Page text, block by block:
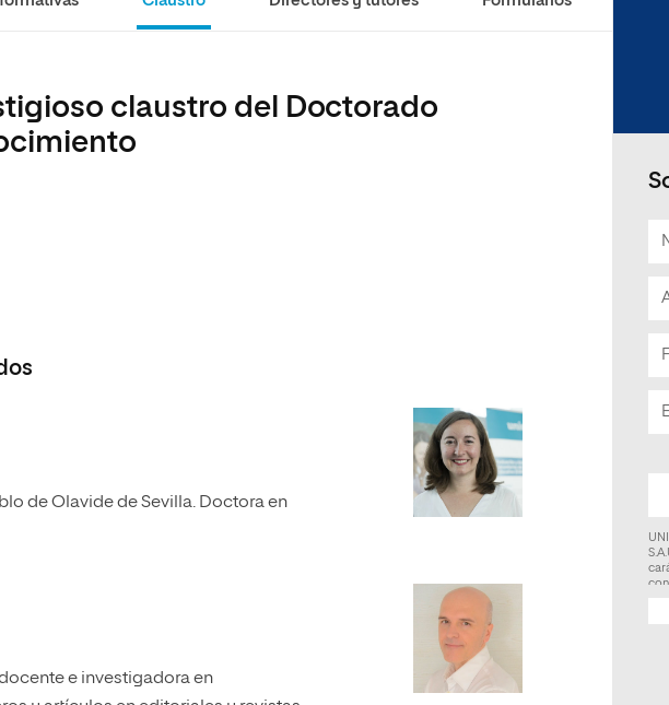
claustro del Doctorado
de Olavide de Sevilla. Doctora en
e investigadora en